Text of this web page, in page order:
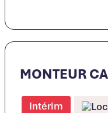
MONTEUR
Intérim